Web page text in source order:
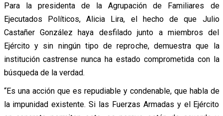
Para la presidenta de la Agrupación de Familiares de
Ejecutados Políticos, Alicia Lira, el hecho de que Julio
Castañer González haya desfilado junto a miembros del
Ejército y sin ningún tipo de reproche, demuestra que la
institución castrense nunca ha estado comprometida con la
búsqueda de la verdad.
“Es una acción que es repudiable y condenable, que habla de
la impunidad existente. Si las Fuerzas Armadas y el Ejército